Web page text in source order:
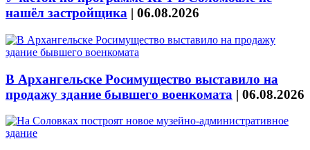
нашёл застройщика | 06.08.2026
В Архангельске Росимущество выставило на
продажу здание бывшего военкомата | 06.08.2026